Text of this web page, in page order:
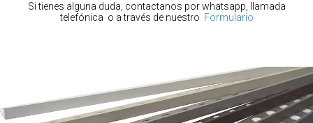
Si tienes alguna duda, contactanos por whatsapp, llamada
telefónica o a través de nuestro Formulario